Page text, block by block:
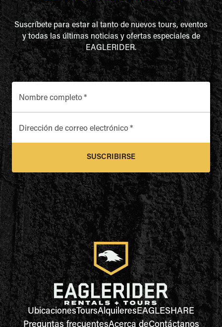
Suscríbete para estar al tanto de nuevos tours, eventos
y todas las últimas noticias y ofertas especiales de
EAGLERIDER.
Nombre completo*
Dirección de correo electrónico*
SUSCRIBIRSE
UbicacionesToursAlquileresEAGLESHARE
Preguntas frecuentesAcerca deContáctanos